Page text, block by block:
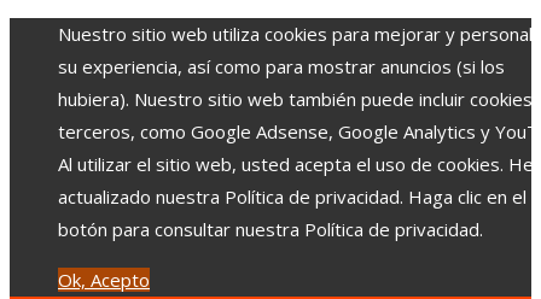
Nuestro sitio web utiliza cookies para mejorar y
su experiencia, así como para mostrar anuncios (si los
hubiera). Nuestro sitio web también puede incluir cookies
terceros, como Google Adsense, Google Analytics y
Al utilizar el sitio web, usted acepta el uso de cookies.
actualizado nuestra Política de privacidad. Haga clic en el
botón para consultar nuestra Política de privacidad.
Ok, Acepto